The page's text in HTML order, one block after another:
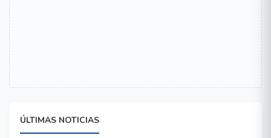
ÚLTIMAS NOTICIAS